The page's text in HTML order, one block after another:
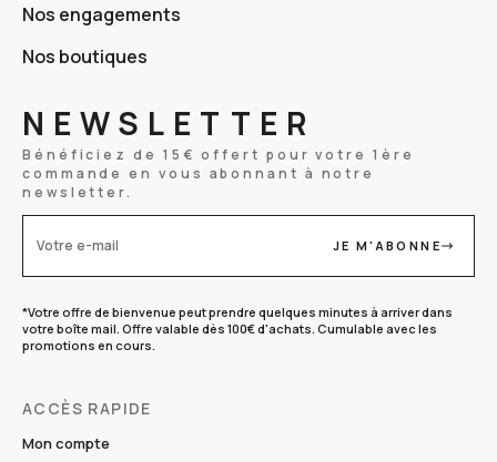
Nos engagements
Nos boutiques
ACCÈS RAPIDE
Mon compte
NEWSLETTER
Bénéficiez de 15€ offert pour votre 1ère
commande en vous abonnant à notre
newsletter.
Votre e-mail JE M'ABONNE
*Votre offre de bienvenue peut prendre quelques minutes à arriver dans
votre boîte mail. Offre valable dès 100€ d'achats. Cumulable avec les
promotions en cours.